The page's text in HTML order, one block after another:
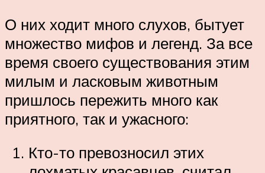
О них ходит много слухов, бытует
множество мифов и легенд. За все
время своего существования этим
милым и ласковым животным
пришлось пережить много как
приятного, так и ужасного:
Кто-то превозносил этих